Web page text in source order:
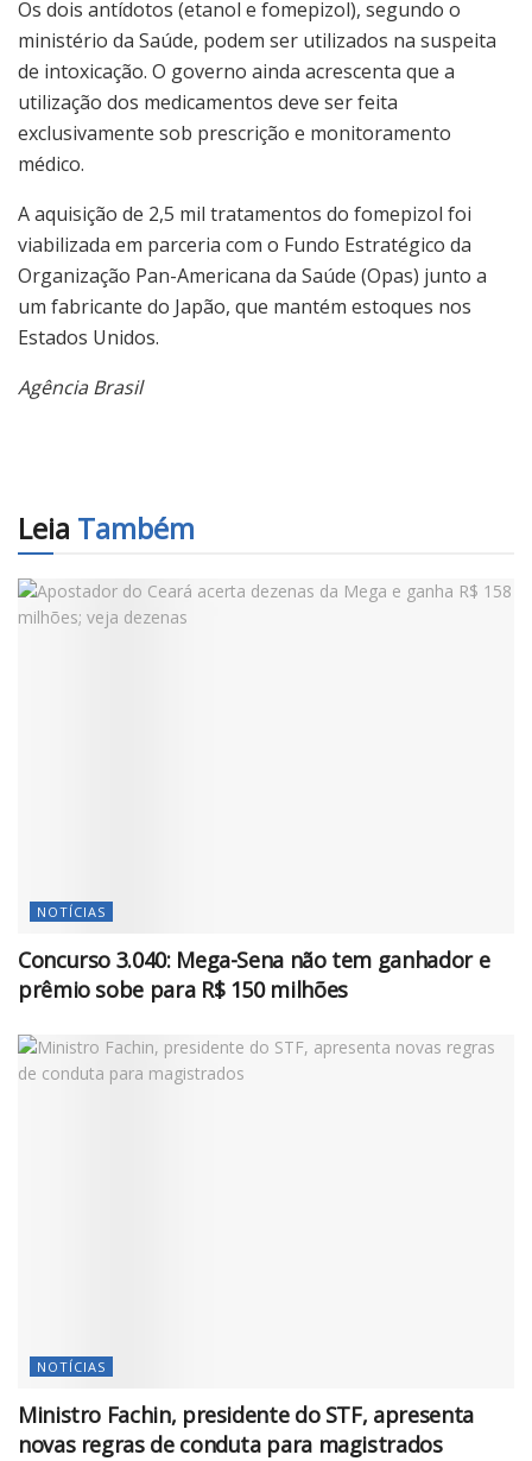
Os dois antídotos (etanol e fomepizol), segundo o
ministério da Saúde, podem ser utilizados na suspeita
de intoxicação. O governo ainda acrescenta que a
utilização dos medicamentos deve ser feita
exclusivamente sob prescrição e monitoramento
médico.
A aquisição de 2,5 mil tratamentos do fomepizol foi
viabilizada em parceria com o Fundo Estratégico da
Organização Pan-Americana da Saúde (Opas) junto a
um fabricante do Japão, que mantém estoques nos
Estados Unidos.
Agência Brasil
Leia Também
NOTÍCIAS
Concurso 3.040: Mega-Sena não tem ganhador e
prêmio sobe para R$ 150 milhões
NOTÍCIAS
Ministro Fachin, presidente do STF, apresenta
novas regras de conduta para magistrados